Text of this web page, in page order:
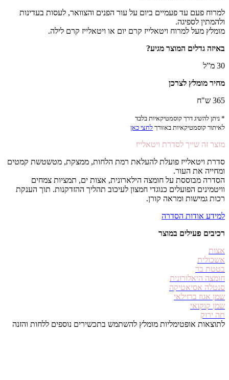
למרוח פעם עד פעמיים ביום על עור הפנים והצוואר, לעסות בעדינות
ולהמתין לספיגה.
מומלץ מעל למרוח ויטאלייז קרם יום או ויטאלייז קרם לילה.
באיזה גדלים המוצר מגיע?
30 מ”ל
מחיר מומלץ לצרכן
365 ש"ח
* ניתן להשיג דרך קוסמטיקאיות בלבד
לאיתור קוסמטיקאיות באזורך לחצי כאן
מוצר זה שייך לסדרת ויטאלייז
סדרת ויטאלייז פועלת להעלאת רמת הלחות, ממצקת, מטשטשת קמטים
ומחייה את העור.
הסדרה מבוססת על חומצה הילארונית, אצות ים, תמציות צמחים
וויטמינים הפועלים כנוגדי חמצון לעיכוב תהליך ההזדקנות. תוך הענקת
רכות גמישות ומראה קורן.
למידע אודות הסדרה
רכיבים פעילים במוצר
אצות
אשכולית
בטטת בר
חומצה היאלורונית
סנטלה אסיאטיקה
שמן אגוז ברזילאי
שמן קוקואי
תה ירוק
לתוצאות אופטימליות מומלץ להשתמש בתכשירים נוספים ללחות והזנה